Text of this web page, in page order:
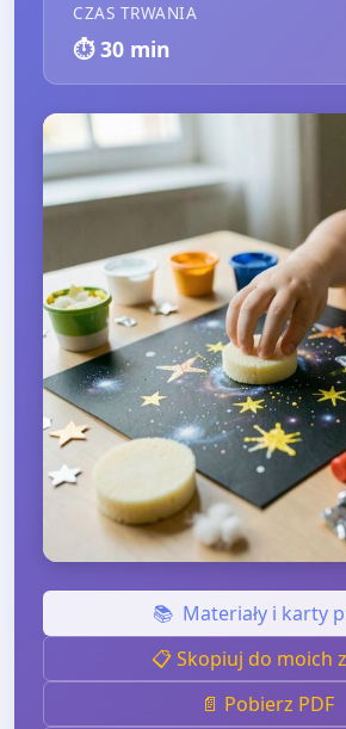
CZAS TRWANIA
⏱️30 min
📚 Materiały i karty
📋 Skopiuj do moich
📄 Pobierz PDF